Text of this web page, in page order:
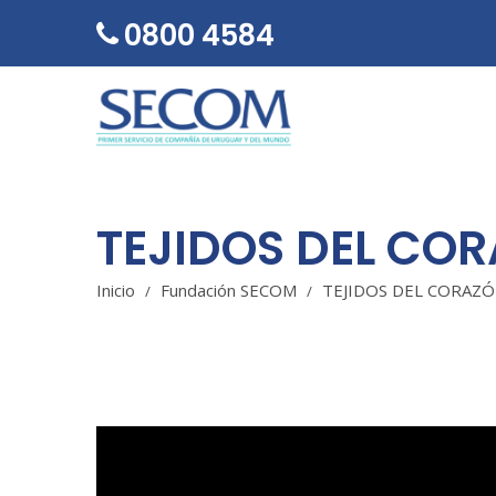
0800 4584
SECOM
TEJIDOS DEL
Inicio / Fundación SECOM / TEJIDOS DEL